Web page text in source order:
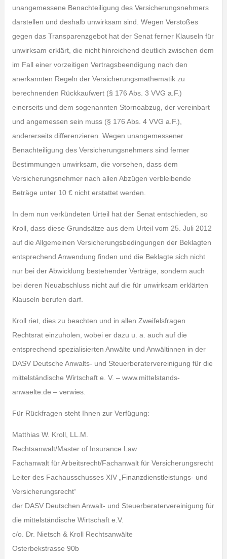
unangemessene Benachteiligung des Versicherungsnehmers
darstellen und deshalb unwirksam sind. Wegen Verstoßes
gegen das Transparenzgebot hat der Senat ferner Klauseln für
unwirksam erklärt, die nicht hinreichend deutlich zwischen dem
im Fall einer vorzeitigen Vertragsbeendigung nach den
anerkannten Regeln der Versicherungsmathematik zu
berechnenden Rückkaufwert (§ 176 Abs. 3 VVG a.F.)
einerseits und dem sogenannten Stornoabzug, der vereinbart
und angemessen sein muss (§ 176 Abs. 4 VVG a.F.),
andererseits differenzieren. Wegen unangemessener
Benachteiligung des Versicherungsnehmers sind ferner
Bestimmungen unwirksam, die vorsehen, dass dem
Versicherungsnehmer nach allen Abzügen verbleibende
Beträge unter 10 € nicht erstattet werden.
In dem nun verkündeten Urteil hat der Senat entschieden, so
Kroll, dass diese Grundsätze aus dem Urteil vom 25. Juli 2012
auf die Allgemeinen Versicherungsbedingungen der Beklagten
entsprechend Anwendung finden und die Beklagte sich nicht
nur bei der Abwicklung bestehender Verträge, sondern auch
bei deren Neuabschluss nicht auf die für unwirksam erklärten
Klauseln berufen darf.
Kroll riet, dies zu beachten und in allen Zweifelsfragen
Rechtsrat einzuholen, wobei er dazu u. a. auch auf die
entsprechend spezialisierten Anwälte und Anwältinnen in der
DASV Deutsche Anwalts- und Steuerberatervereinigung für die
mittelständische Wirtschaft e. V. – www.mittelstands-
anwaelte.de – verwies.
Für Rückfragen steht Ihnen zur Verfügung:
Matthias W. Kroll, LL.M.
Rechtsanwalt/Master of Insurance Law
Fachanwalt für Arbeitsrecht/Fachanwalt für Versicherungsrecht
Leiter des Fachausschusses XIV „Finanzdienstleistungs- und
Versicherungsrecht“
der DASV Deutschen Anwalt- und Steuerberatervereinigung für
die mittelständische Wirtschaft e.V.
c/o. Dr. Nietsch & Kroll Rechtsanwälte
Osterbekstrasse 90b